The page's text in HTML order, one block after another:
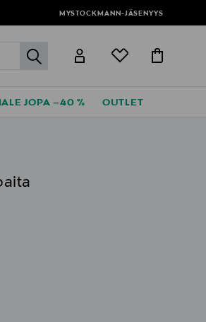
MYSTOCKMANN-JÄSENYYS
label.header.go
JOPA –40 % OUTLET